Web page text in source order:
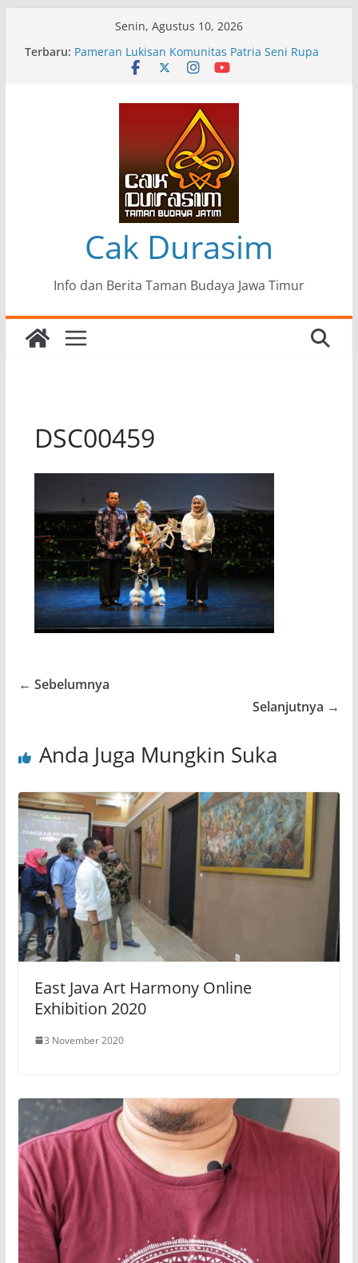
Senin, Agustus 10, 2026
Terbaru:
“Tumbang Tambang”, Ungkapan Kritis Tentang
Derita Pekerja Pertambangan
Pameran Lukisan Komunitas Patria Seni Rupa
Perlawanan
Mengupas Sunyi dan Luka di Balik “Samaleak”
Menjaga Marwah Seni dan Budaya: Catatan
Kunjungan Kerja Ir. Bambang Haryo Soekartono
(BHS) Anggota DPR RI ke Taman Budaya Jawa
Pameran Tunggal 35 Karya Agus Koecink
Cak Durasim
Info dan Berita Taman Budaya Jawa Timur
DSC00459
← Sebelumnya
Selanjutnya →
Anda Juga Mungkin Suka
East Java Art Harmony Online
Exhibition 2020
3 November 2020